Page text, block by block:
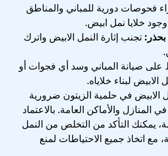
فحوصات دورية للمباني والمناطق
خلايا نمل ابيض.
بحذر: تجنب إثارة النمل الابيض واترك
صيانة المباني وسد أي فجوات أو
لبناء خلاياه.
الابيض في حلمية الزيتون ضرورية
المنازل والأماكن العامة. بالاعتماد
يمكنك التأكد من التخلص من النمل
مع اتخاذ جميع الاحتياطات لمنع